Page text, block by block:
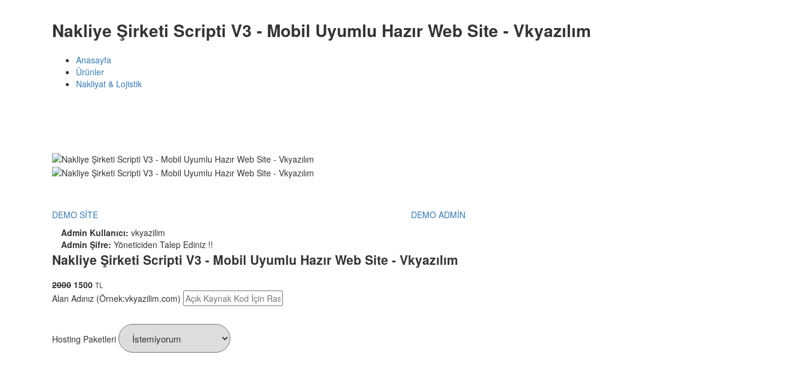
Nakliye Şirketi Scripti V3 - Mobil Uyumlu Hazır Web Site - Vkyazılım
Anasayfa
Ürünler
Nakliyat & Lojistik
DEMO SİTE
DEMO ADMİN
Admin Kullanıcı: vkyazilim
Admin Şifre: Yöneticiden Talep Ediniz !!
Nakliye Şirketi Scripti V3 - Mobil Uyumlu Hazır Web Site - Vkyazılım
2000 1500 TL
Alan Adınız (Örnek:vkyazilim.com)
Hosting Paketleri